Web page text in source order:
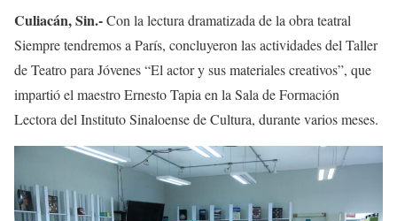
Culiacán, Sin.-Con la lectura dramatizada de la obra teatral
Siempre tendremos a París, concluyeron las actividades del Taller
de Teatro para Jóvenes “El actor y sus materiales creativos”, que
impartió el maestro Ernesto Tapia en la Sala de Formación
Lectora del Instituto Sinaloense de Cultura, durante varios meses.